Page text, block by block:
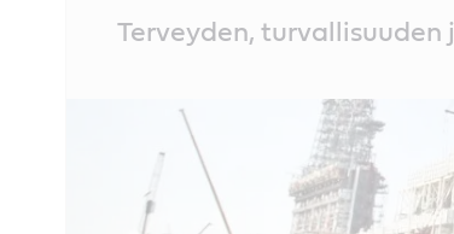
ContentTerveyden,